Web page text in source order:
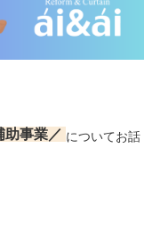
助事業／ についてお話